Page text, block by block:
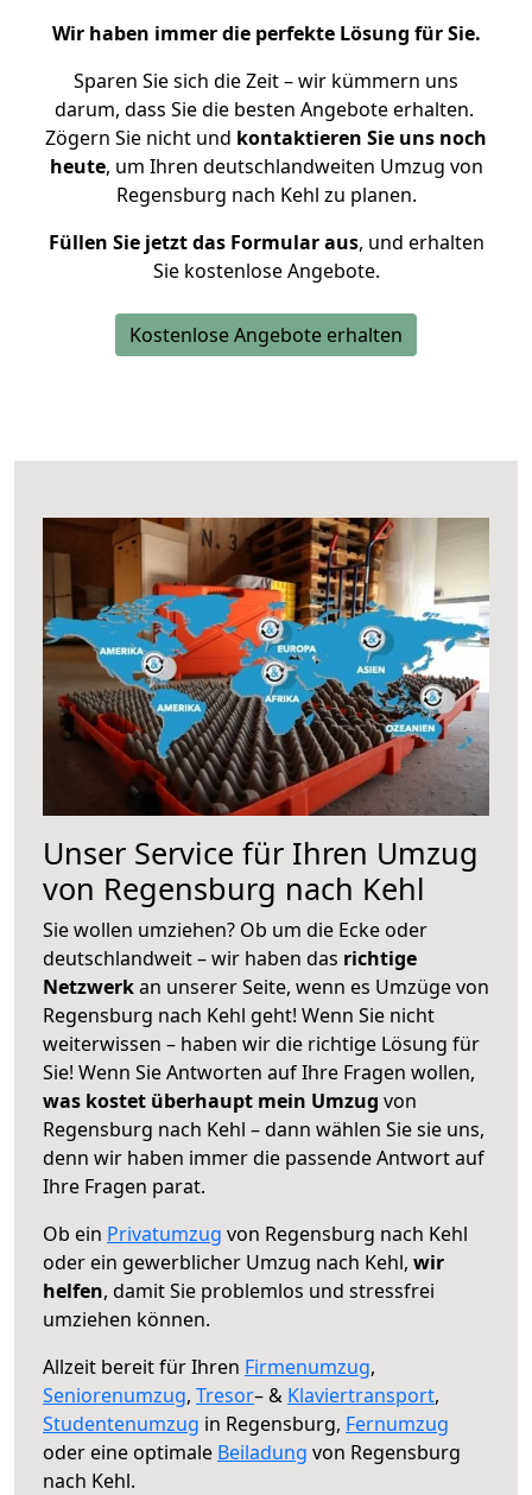
Wir haben immer die perfekte Lösung für Sie.
Sparen Sie sich die Zeit – wir kümmern uns
darum, dass Sie die besten Angebote erhalten.
Zögern Sie nicht und kontaktieren Sie uns noch
heute, um Ihren deutschlandweiten Umzug von
Regensburg nach Kehl zu planen.
Füllen Sie jetzt das Formular aus, und erhalten
Sie kostenlose Angebote.
Kostenlose Angebote erhalten
Unser Service für Ihren Umzug
von Regensburg nach Kehl
Sie wollen umziehen? Ob um die Ecke oder
deutschlandweit – wir haben das richtige
Netzwerkan unserer Seite, wenn es Umzüge von
Regensburg nach Kehl geht! Wenn Sie nicht
weiterwissen – haben wir die richtige Lösung für
Sie! Wenn Sie Antworten auf Ihre Fragen wollen,
was kostet überhaupt mein Umzug von
Regensburg nach Kehl – dann wählen Sie sie uns,
denn wir haben immer die passende Antwort auf
Ihre Fragen parat.
Ob ein Privatumzug von Regensburg nach Kehl
oder ein gewerblicher Umzug nach Kehl, wir
helfen, damit Sie problemlos und stressfrei
umziehen können.
Allzeit bereit für Ihren Firmenumzug,
Seniorenumzug, Tresor– & Klaviertransport,
Studentenumzug in Regensburg, Fernumzug
oder eine optimale Beiladung von Regensburg
nach Kehl.